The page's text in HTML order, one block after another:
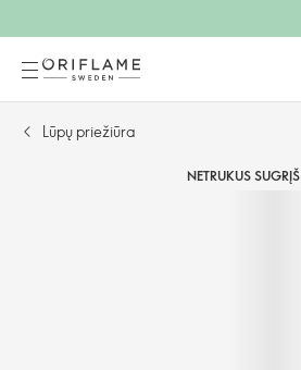
Lūpų priežiūra
NETRUKUS SUGRĮŠ